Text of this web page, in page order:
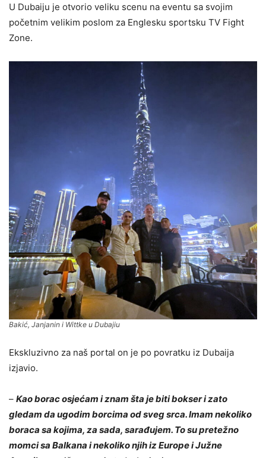
U Dubaiju je otvorio veliku scenu na eventu sa svojim
početnim velikim poslom za Englesku sportsku TV Fight
Zone.
Bakić, Janjanin i Wittke u Dubajiu
Ekskluzivno za naš portal on je po povratku iz Dubaija
izjavio.
– Kao borac osjećam i znam šta je biti bokser i zato
gledam da ugodim borcima od sveg srca. Imam nekoliko
boraca sa kojima, za sada, sarađujem. To su pretežno
momci sa Balkana i nekoliko njih iz Europe i Južne